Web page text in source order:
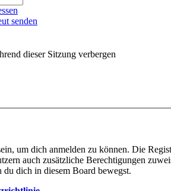
senden
dieser Sitzung verbergen
um dich anmelden zu können. Die
auch zusätzliche Berechtigungen
dich in diesem Board bewegst.